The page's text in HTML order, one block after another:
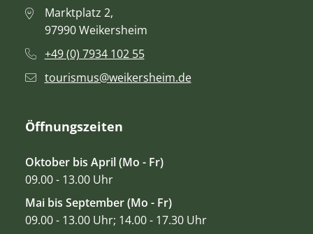
Marktplatz 2,
97990 Weikersheim
+49 (0) 7934 102 55
tourismus@weikersheim.de
Öffnungszeiten
Oktober bis April (Mo - Fr)
09.00 - 13.00 Uhr
Mai bis September (Mo - Fr)
09.00 - 13.00 Uhr; 14.00 - 17.30 Uhr